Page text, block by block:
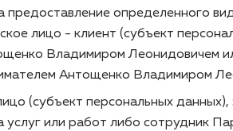
определенного
лицо - клиент (субъект
Владимиром Леонидовичем
Антощенко Владимиром
(субъект персональных
или работ либо сотрудник